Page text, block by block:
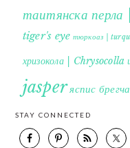
таитянска
tiger's eye тюркоаз |
хризокола | Chrysocolla
jasperяспис
STAY CONNECTED